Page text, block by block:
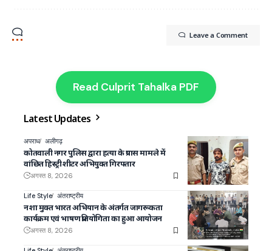
Leave a Comment
Read Culprit Tahalka PDF
Latest Updates
अपराध अलीगढ़
कोतवाली नगर पुलिस द्वारा हत्या के प्रयास मामले में
वांछित हिस्ट्रीशीटर अभियुक्त गिरफ्तार
अगस्त 8, 2026
Life Style अंतराष्ट्रीय
नशा मुक्त भारत अभियान के अंतर्गत जागरूकता
कार्यक्रम एवं भाषण प्रतियोगिता का हुआ आयोजन
अगस्त 8, 2026